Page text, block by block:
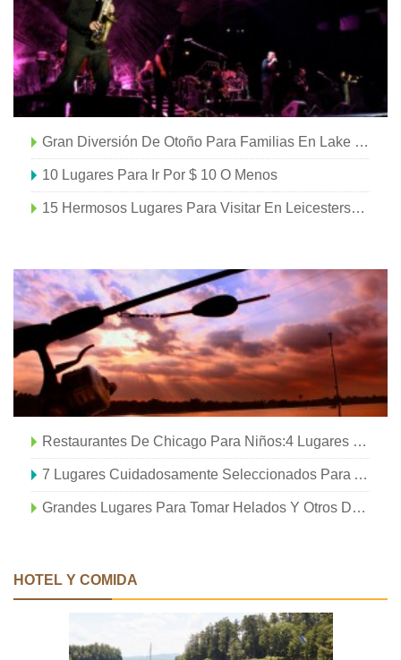
Gran Diversión De Otoño Para Familias En Lake Charles
10 Lugares Para Ir Por $ 10 O Menos
15 Hermosos Lugares Para Visitar En Leicestershire
Restaurantes De Chicago Para Niños:4 Lugares Para Comer Y Jugar
7 Lugares Cuidadosamente Seleccionados Para Acampar En Manali
Grandes Lugares Para Tomar Helados Y Otros Dulces En Kansas City
HOTEL Y COMIDA